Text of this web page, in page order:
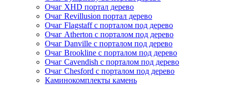
Очаг XHD портал дерево
Очаг Revillusion портал дерево
Очаг Flagstaff с порталом под дерево
Очаг Atherton с порталом под дерево
Очаг Danville с порталом под дерево
Очаг Brookline с порталом под дерево
Очаг Cavendish с порталом под дерево
Очаг Chesford с порталом под дерево
Каминокомплекты камень